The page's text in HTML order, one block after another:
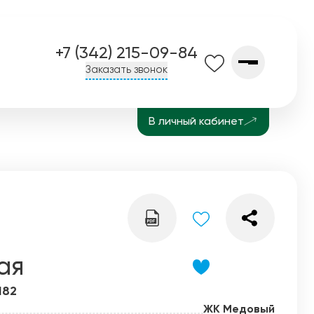
+7 (342) 215-09-84
Заказать звонок
В личный кабинет
ЖК Медовый